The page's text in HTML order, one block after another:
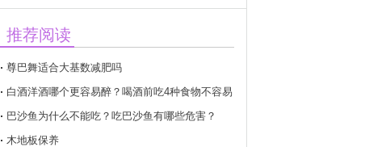
推荐阅读
尊巴舞适合大基数减肥吗
白酒洋酒哪个更容易醉？喝酒前吃4种食物不容易
醉巴沙鱼为什么不能吃？吃巴沙鱼有哪些危害？
木地板保养